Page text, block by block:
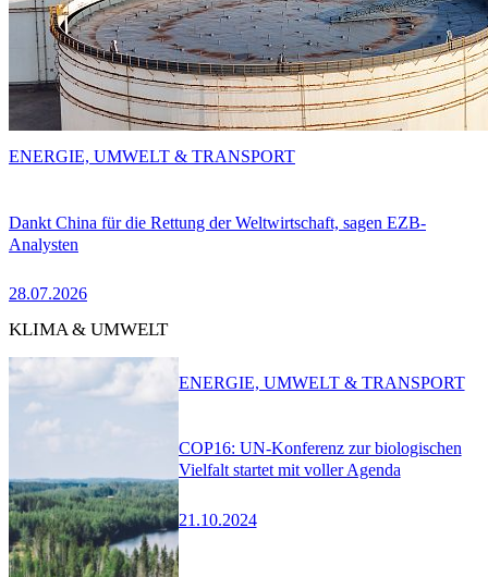
Dankt China für die Rettung der Weltwirtschaft, sagen EZB-
Analysten
28.07.2026
ENERGIE, UMWELT & TRANSPORT
KLIMA & UMWELT
COP16: UN-Konferenz zur biologischen
Vielfalt startet mit voller Agenda
21.10.2024
ENERGIE, UMWELT & TRANSPORT